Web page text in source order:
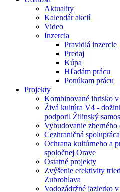
Aktuality
Kalendár akcií
Video
Inzercia
Pravidlá inzercie
Predaj
Kúpa
Hľadám prácu
Ponúkam prácu
Projekty
Kombinované ihrisko
Živá kultúra V4 -
podporil Žilinský
Vybudovanie zberného
Cezhraničná spolupráca
Ochrana kultúrneho a
spoločnej Orave
Ostatné projekty
Zvýšenie efektivity
Zubrohlava
Vodozádržné jazierko